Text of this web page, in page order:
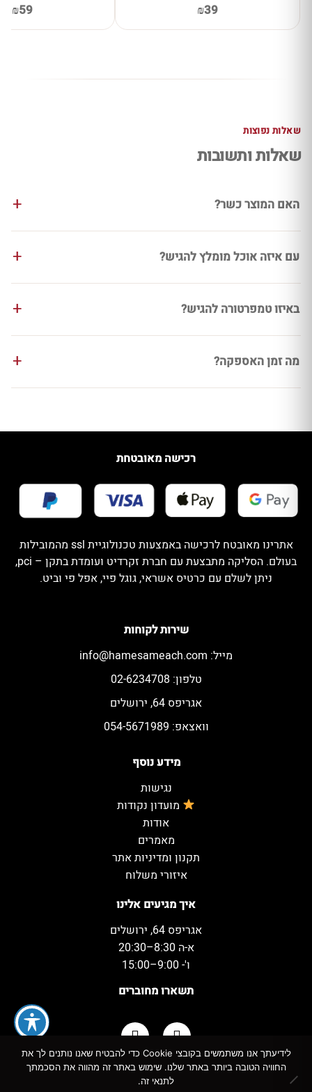
₪39
₪59
שאלות נפוצות
שאלות ותשובות
האם המוצר כשר?
עם איזה אוכל מומלץ להגיש?
באיזו טמפרטורה להגיש?
מה זמן האספקה?
איך מגיעים אלינו
אגריפס 64, ירושלים
א-ה 8:30–20:30
ו'- 9:00–15:00
תשארו מחוברים
מידע נוסף
נגישות
מועדון נקודות
אודות
מאמרים
תקנון ומדיניות אתר
איזורי משלוח
שירות לקוחות
מייל: info@hamesameach.com
טלפון: 02-6234708
אגריפס 64, ירושלים
וואצאפ: 054-5671989
רכישה מאובטחת
אתרינו מאובטח לרכישה באמצעות טכנולוגיית ssl מהמובילות
בעולם. הסליקה מתבצעת עם חברת זקרדיט ועומדת בתקן – pci,
ניתן לשלם עם כרטיס אשראי, גוגל פיי, אפל פי וביט.
כל הזכויות שמורות למשקאות המשמח ©
לידיעתך אנו משתמשים בקובצי Cookie כדי להבטיח שאנו נותנים לך את
החוויה הטובה ביותר באתר שלנו. שימוש באתר זה מהווה את הסכמתך
לתנאי זה.